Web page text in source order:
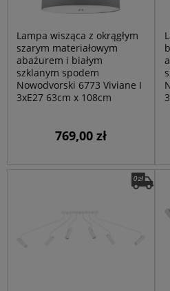
Lampa wisząca z okrągłym
szarym materiałowym
abażurem i białym
szklanym spodem
Nowodvorski 6773 Viviane I
3xE27 63cm x 108cm
769,00 zł